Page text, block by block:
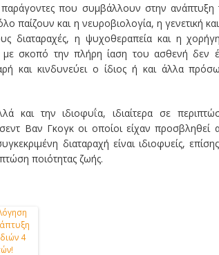
που συμβάλλουν στην ανάπτυξη
παίζουν και η νευροβιολογία, η γενετική
διαταραχές, η ψυχοθεραπεία και η
σκοπό την πλήρη ίαση του ασθενή δεν
και κινδυνεύει ο ίδιος ή και άλλα
και την ιδιοφυΐα, ιδιαίτερα σε
Βαν Γκογκ οι οποίοι είχαν προσβληθεί
διαταραχή είναι ιδιοφυείς,
ποιότητας ζωής.